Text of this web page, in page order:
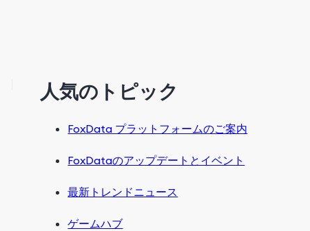
人気のトピック
FoxData プラットフォームのご案内
FoxDataのアップデートとイベント
最新トレンドニュース
ゲームハブ